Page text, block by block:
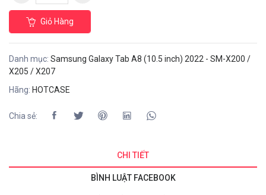
Giỏ Hàng
Danh mục: Samsung Galaxy Tab A8 (10.5 inch) 2022 - SM-X200 /
X205 / X207
Hãng: HOTCASE
Chia sẻ:
CHI TIẾT
BÌNH LUẬT FACEBOOK